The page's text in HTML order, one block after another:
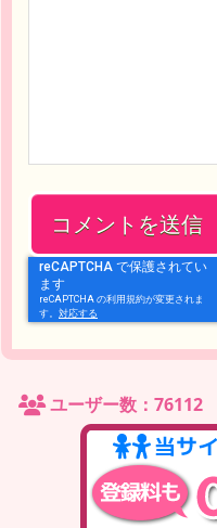
ユーザー数：76112